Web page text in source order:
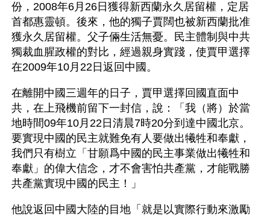
份，2008年6月26日獲得新西蘭永久居留權，定居
首都惠靈頓。後來，他的獨子賈闊也被新西蘭批准
獲永久居留權。父子倆生活無憂。民主體制與中共
獨裁血腥政權的對比，經過親身實踐，使賈甲選擇
在2009年10月22日返回中國。
在離開中國三週年的日子，賈甲選擇回國直面中
共，在上飛機前留下一封信，說：「我（將）於當
地時間09年10月22日清晨7時20分到達中國北京。
要實現中國的民主就難免有人要做出犧牲和奉獻，
我們只有樹立「甘願爲中國的民主事業做出犧牲和
奉獻」的偉大信念，才不會害怕共產黨，才能戰勝
共產黨實現中國的民主！」
他說返回中國大陸的目地「就是以實際行動來激勵